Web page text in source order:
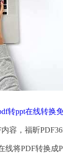
转ppt在线转换
容，福昕
将PDF转换成